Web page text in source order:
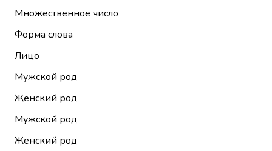
Множественное число
Форма слова
Лицо
Мужской род
Женский род
Мужской род
Женский род